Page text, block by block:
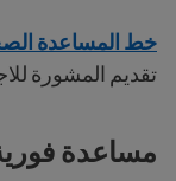
خط المساعدة
تقديم المشورة
مساعدة